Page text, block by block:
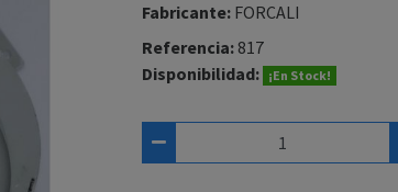
Fabricante: FORCALI
Referencia: 817
Disponibilidad: ¡En Stock!